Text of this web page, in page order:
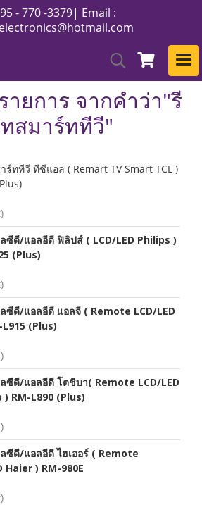
- 770 -3379| Email :
ยการ จากคำว่า"รี
สมาร์ททีวี"
ร์ททีวี ทีซีแอล ( Remart TV Smart TCL )
ซีดี/แอลอีดี ฟิลิปส์ ( LCD/LED Philips )
(Plus)
ซีดี/แอลอีดี แอลจี ( Remote LCD/LED
L915 (Plus)
ซีดี/แอลอีดี โตชิบา( Remote LCD/LED
) RM-L890 (Plus)
ซีดี/แอลอีดี ไฮเออร์ ( Remote
Haier ) RM-980E